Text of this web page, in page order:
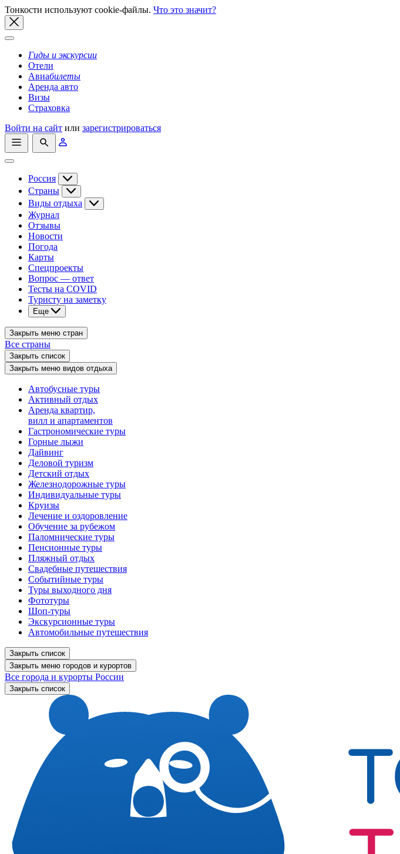
Тонкости используют сookie-файлы. Что это значит?
Гиды и экскурсии
Отели
Авиабилеты
Аренда авто
Визы
Страховка
Войти на сайт или зарегистрироваться
Россия
Страны
Виды отдыха
Журнал
Отзывы
Новости
Погода
Карты
Спецпроекты
Вопрос — ответ
Тесты на COVID
Туристу на заметку
Еще
Закрыть меню стран
Все страны
Закрыть список
Закрыть меню видов отдыха
Автобусные туры
Активный отдых
Аренда квартир,
вилл и апартаментов
Гастрономические туры
Горные лыжи
Дайвинг
Деловой туризм
Детский отдых
Железнодорожные туры
Индивидуальные туры
Круизы
Лечение и оздоровление
Обучение за рубежом
Паломнические туры
Пенсионные туры
Пляжный отдых
Свадебные путешествия
Событийные туры
Туры выходного дня
Фототуры
Шоп-туры
Экскурсионные туры
Автомобильные путешествия
Закрыть список
Закрыть меню городов и курортов
Все города и курорты России
Закрыть список